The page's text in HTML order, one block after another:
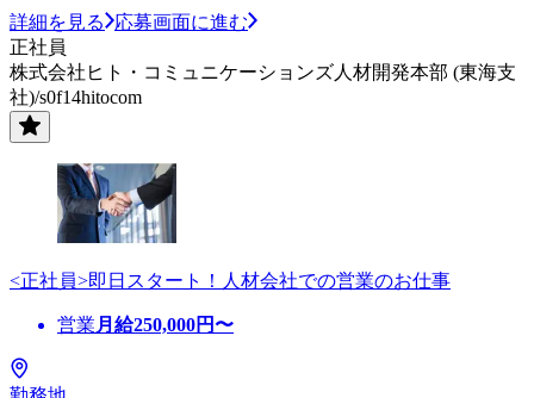
詳細を見る
応募画面に進む
正社員
株式会社ヒト・コミュニケーションズ人材開発本部 (東海支
社)/s0f14hitocom
<正社員>即日スタート！人材会社での営業のお仕事
営業 月給250,000円〜